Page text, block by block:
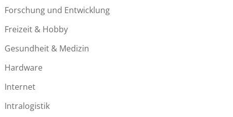
Forschung und Entwicklung
Freizeit & Hobby
Gesundheit & Medizin
Hardware
Internet
Intralogistik